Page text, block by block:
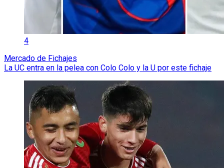
4
Mercado de Fichajes
La UC entra en la pelea con Colo Colo y la U por este fichaje